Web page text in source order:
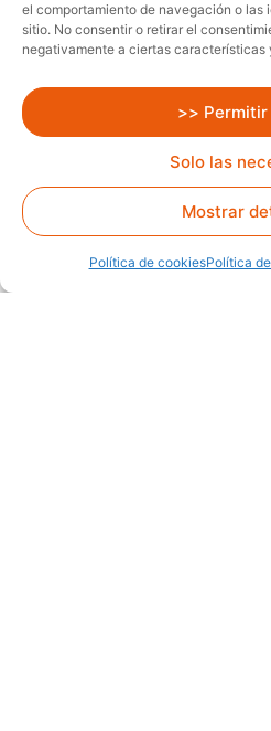
el comportamiento de navegación o
sitio. No consentir o retirar el
negativamente a ciertas características
>>
Solo las
Mostrar
Política de cookiesPolítica